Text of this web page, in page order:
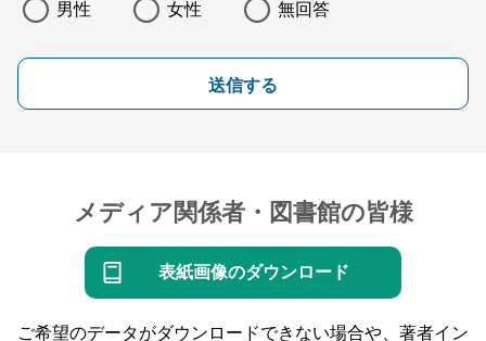
男性 女性 無回答
送信する
メディア関係者・図書館の皆様
表紙画像のダウンロード
ご希望のデータがダウンロードできない場合や、著者イン